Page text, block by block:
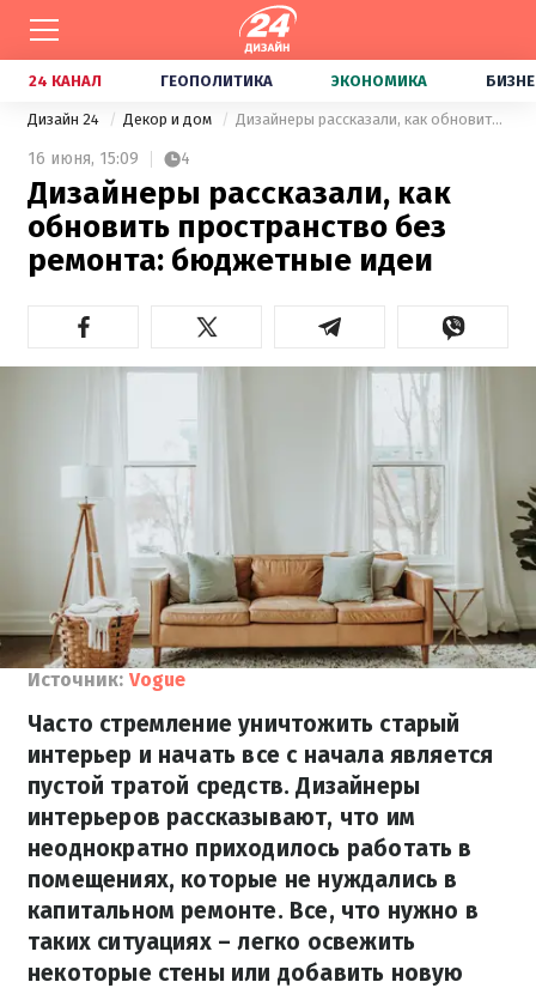
24 КАНАЛ ГЕОПОЛИТИКА ЭКОНОМИКА
Дизайн 24 Декор и дом Дизайнеры рассказали, как обновить пространство без ремонта: бюджетные идеи
16 июня, 15:09 4
Дизайнеры рассказали, как
обновить пространство без
ремонта: бюджетные идеи
Источник: Vogue
Часто стремление уничтожить старый
интерьер и начать все с начала является
пустой тратой средств. Дизайнеры
интерьеров рассказывают, что им
неоднократно приходилось работать в
помещениях, которые не нуждались в
капитальном ремонте. Все, что нужно в
таких ситуациях – легко освежить
некоторые стены или добавить новую